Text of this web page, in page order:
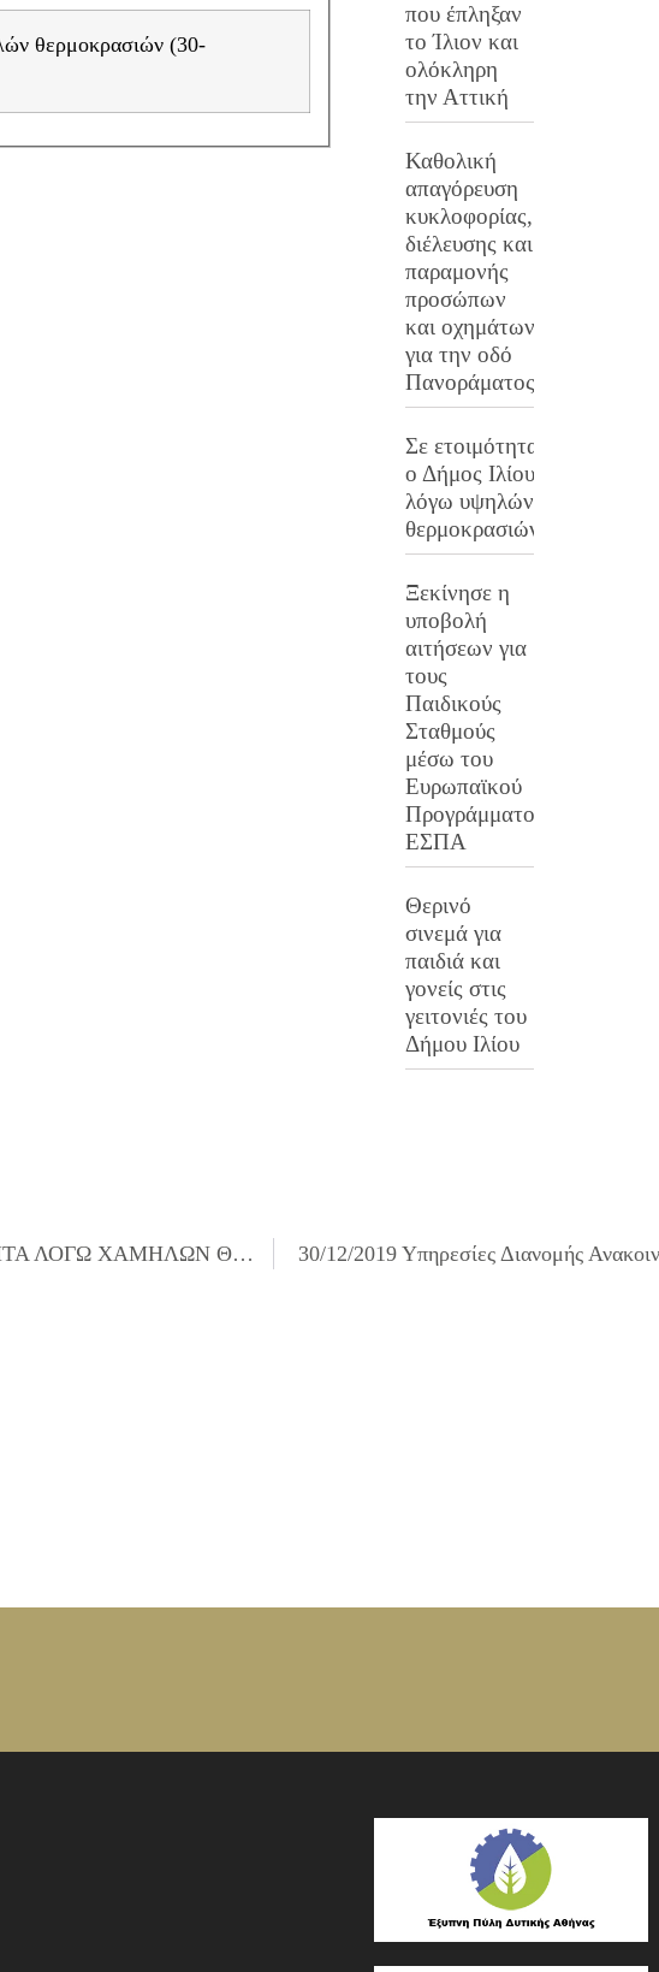
θερμοκρασιών (30-
που έπληξαν
το Ίλιον και
ολόκληρη
την Αττική
Καθολική
απαγόρευση
κυκλοφορίας,
διέλευσης και
παραμονής
προσώπων
και οχημάτων
για την οδό
Πανοράματος
Σε ετοιμότητα
ο Δήμος Ιλίου
λόγω υψηλών
θερμοκρασιών
Ξεκίνησε η
υποβολή
αιτήσεων για
τους
Παιδικούς
Σταθμούς
μέσω του
Ευρωπαϊκού
Προγράμματος
ΕΣΠΑ
Θερινό
σινεμά για
παιδιά και
γονείς στις
γειτονιές του
Δήμου Ιλίου
28/12/2019 Ο ΔΗΜΟΣ ΙΛΙΟΥ ΣΕ ΕΤΟΙΜΟΤΗΤΑ ΛΟΓΩ ΧΑΜΗΛΩΝ ΘΕΡΜΟΚΡΑΣΙΩΝ 30/12/2019 Υπηρεσίες Διανομής